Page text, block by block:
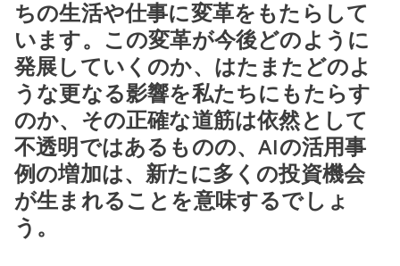
ちの生活や仕事に変革をもたらして
います。この変革が今後どのように
発展していくのか、はたまたどのよ
うな更なる影響を私たちにもたらす
のか、その正確な道筋は依然として
不透明ではあるものの、AIの活用事
例の増加は、新たに多くの投資機会
が生まれることを意味するでしょ
う。